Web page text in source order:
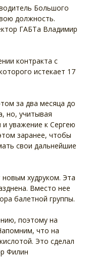
Большого
должность.
ГАБТа Владимир
контракта с
истекает 17
за два месяца до
но, учитывая
уважение к Сергею
заранее, чтобы
свои дальнейшие
новым худруком. Эта
Вместо нее
балетной группы.
поэтому на
что на
Это сделал
Филин